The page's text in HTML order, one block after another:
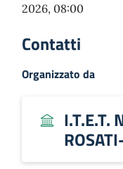
2026, 08:00
Contatti
Organizzato da
I.T.E.T.